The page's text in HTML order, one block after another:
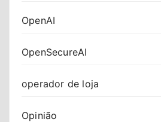
OpenAI
OpenSecureAI
operador de loja
Opinião